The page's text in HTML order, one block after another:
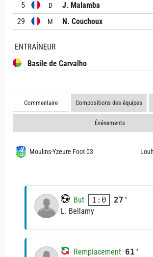
5
D
J. Malamba
29
M N. Couchoux
ENTRAÎNEUR
Basile de Carvalho
Commentaire Compositions des équipes
Événements
Moulins-Yzeure Foot 03
But 1:0
27'
L. Bellamy
Remplacement 61'